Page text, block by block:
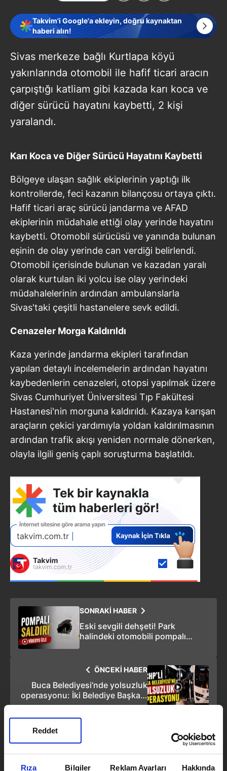
Rıza Bilgiler Reklam Ayarları Hakkında
Reddet
Takvim'i Google'a ekleyin, doğru kaynaktan
haberi alın!
Sivas merkeze bağlı Kurtlapa köyü
yakınlarında otomobil ile hafif ticari aracın
çarpıştığı katliam gibi kazada karı koca ve
diğer sürücü hayatını kaybetti, 2 kişi
yaralandı.
Karı Koca ve Diğer Sürücü Hayatını Kaybetti
Bölgeye ulaşan sağlık ekiplerinin yaptığı ilk
kontrollerde, feci kazanın bilançosu ortaya çıktı.
Hafif ticari araç sürücü jandarma ve AFAD
ekiplerinin müdahale ettiği olay yerinde hayatını
kaybetti. Otomobil sürücüsü ve yanında bulunan
eşinin de olay yerinde can verdiği belirlendi.
Otomobil içerisinde bulunan ve kazadan yaralı
olarak kurtulan iki yolcu ise olay yerindeki
müdahalelerinin ardından ambulanslarla
Sivas'taki çeşitli hastanelere sevk edildi.
Cenazeler Morga Kaldırıldı
Kaza yerinde jandarma ekipleri tarafından
yapılan detaylı incelemelerin ardından hayatını
kaybedenlerin cenazeleri, otopsi yapılmak üzere
Sivas Cumhuriyet Üniversitesi Tıp Fakültesi
Hastanesi'nin morguna kaldırıldı. Kazaya karışan
araçların çekici yardımıyla yoldan kaldırılmasının
ardından trafik akışı yeniden normale dönerken,
olayla ilgili geniş çaplı soruşturma başlatıldı.
SONRAKİ HABER
Eski sevgili dehşeti! Park
halindeki otomobili pompalı
ÖNCEKİ HABER
Buca Belediyesi’nde yolsuzluk
operasyonu: İki Belediye Başkanı
dahil 51 kişiye tutuklama istemi